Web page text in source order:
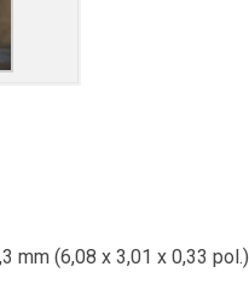
mm (6,08 x 3,01 x 0,33 pol.)